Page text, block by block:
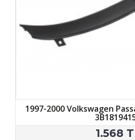
1997-2000 Volkswagen
1.568